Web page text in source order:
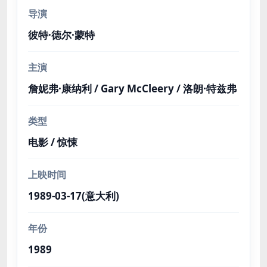
导演
彼特·德尔·蒙特
主演
詹妮弗·康纳利 / Gary McCleery / 洛朗·特兹弗
类型
电影 / 惊悚
上映时间
1989-03-17(意大利)
年份
1989